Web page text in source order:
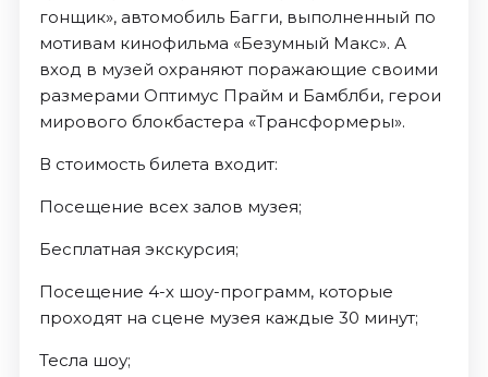
гонщик», автомобиль Багги, выполненный по
мотивам кинофильма «Безумный Макс». А
вход в музей охраняют поражающие своими
размерами Оптимус Прайм и Бамблби, герои
мирового блокбастера «Трансформеры».
В стоимость билета входит:
Посещение всех залов музея;
Бесплатная экскурсия;
Посещение 4-х шоу-программ, которые
проходят на сцене музея каждые 30 минут;
Тесла шоу;